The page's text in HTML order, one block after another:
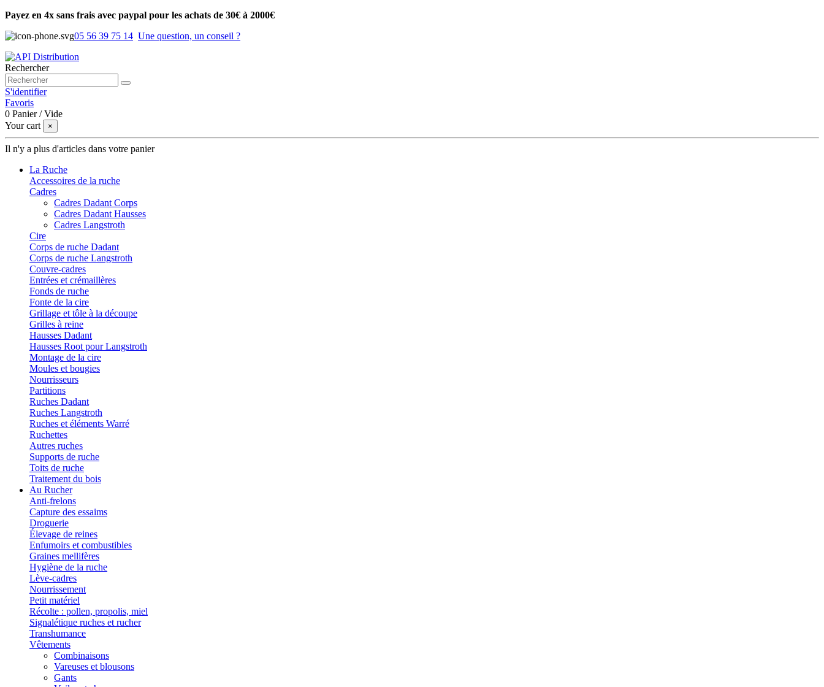
Payez en 4x sans frais avec paypal pour les achats de 30€ à 2000€
05 56 39 75 14 Une question, un conseil ?
Rechercher
S'identifier
Favoris
0 Panier /Vide
Your cart
×
Il n'y a plus d'articles dans votre panier
La Ruche
Accessoires de la ruche
Cadres
Cadres Dadant Corps
Cadres Dadant Hausses
Cadres Langstroth
Cire
Corps de ruche Dadant
Corps de ruche Langstroth
Couvre-cadres
Entrées et crémaillères
Fonds de ruche
Fonte de la cire
Grillage et tôle à la découpe
Grilles à reine
Hausses Dadant
Hausses Root pour Langstroth
Montage de la cire
Moules et bougies
Nourrisseurs
Partitions
Ruches Dadant
Ruches Langstroth
Ruches et éléments Warré
Ruchettes
Autres ruches
Supports de ruche
Toits de ruche
Traitement du bois
Au Rucher
Anti-frelons
Capture des essaims
Droguerie
Élevage de reines
Enfumoirs et combustibles
Graines mellifères
Hygiène de la ruche
Lève-cadres
Nourrissement
Petit matériel
Récolte : pollen, propolis, miel
Signalétique ruches et rucher
Transhumance
Vêtements
Combinaisons
Vareuses et blousons
Gants